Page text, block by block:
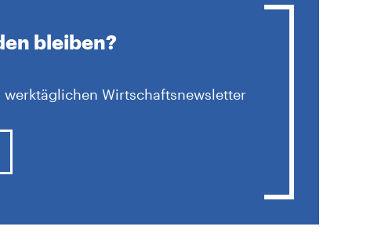
bleiben?
werktäglichen Wirtschaftsnewsletter